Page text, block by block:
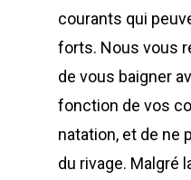
courants qui
forts. Nous vous
de vous baigner
fonction de vos
natation, et de ne
du rivage. Malgré